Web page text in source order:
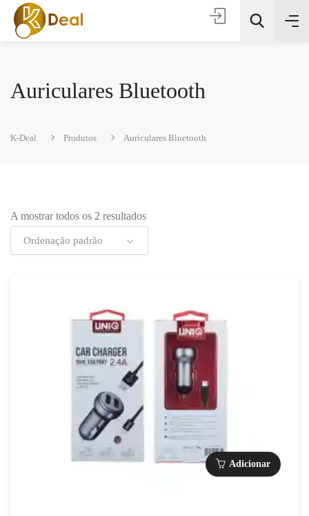
Procura
Auriculares Bluetooth
K-Deal Produtos Auriculares Bluetooth
A mostrar todos os 2 resultados
Ordenação padrão
Adicionar